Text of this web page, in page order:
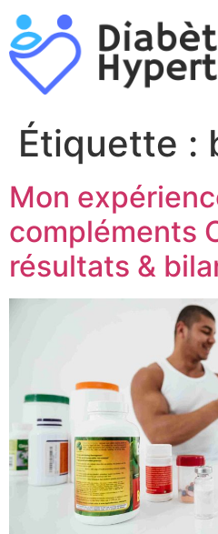
Aller
au
contenu
Étiquette :
Mon
compléments
résultats &